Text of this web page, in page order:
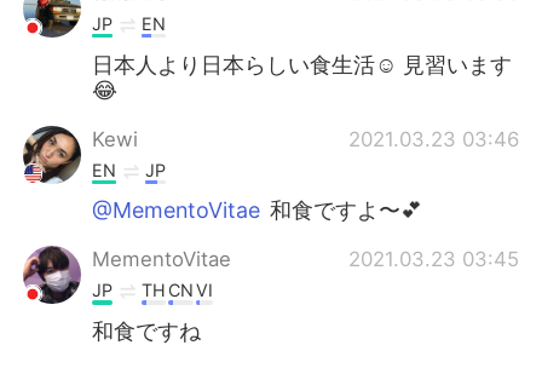
JP EN
日本人より日本らしい食生活☺ 見習います
😂
Kewi 2021.03.23 03:46
EN JP
@MementoVitae 和食ですよ〜💕
MementoVitae 2021.03.23 03:45
JP TH CNVI
和食ですね